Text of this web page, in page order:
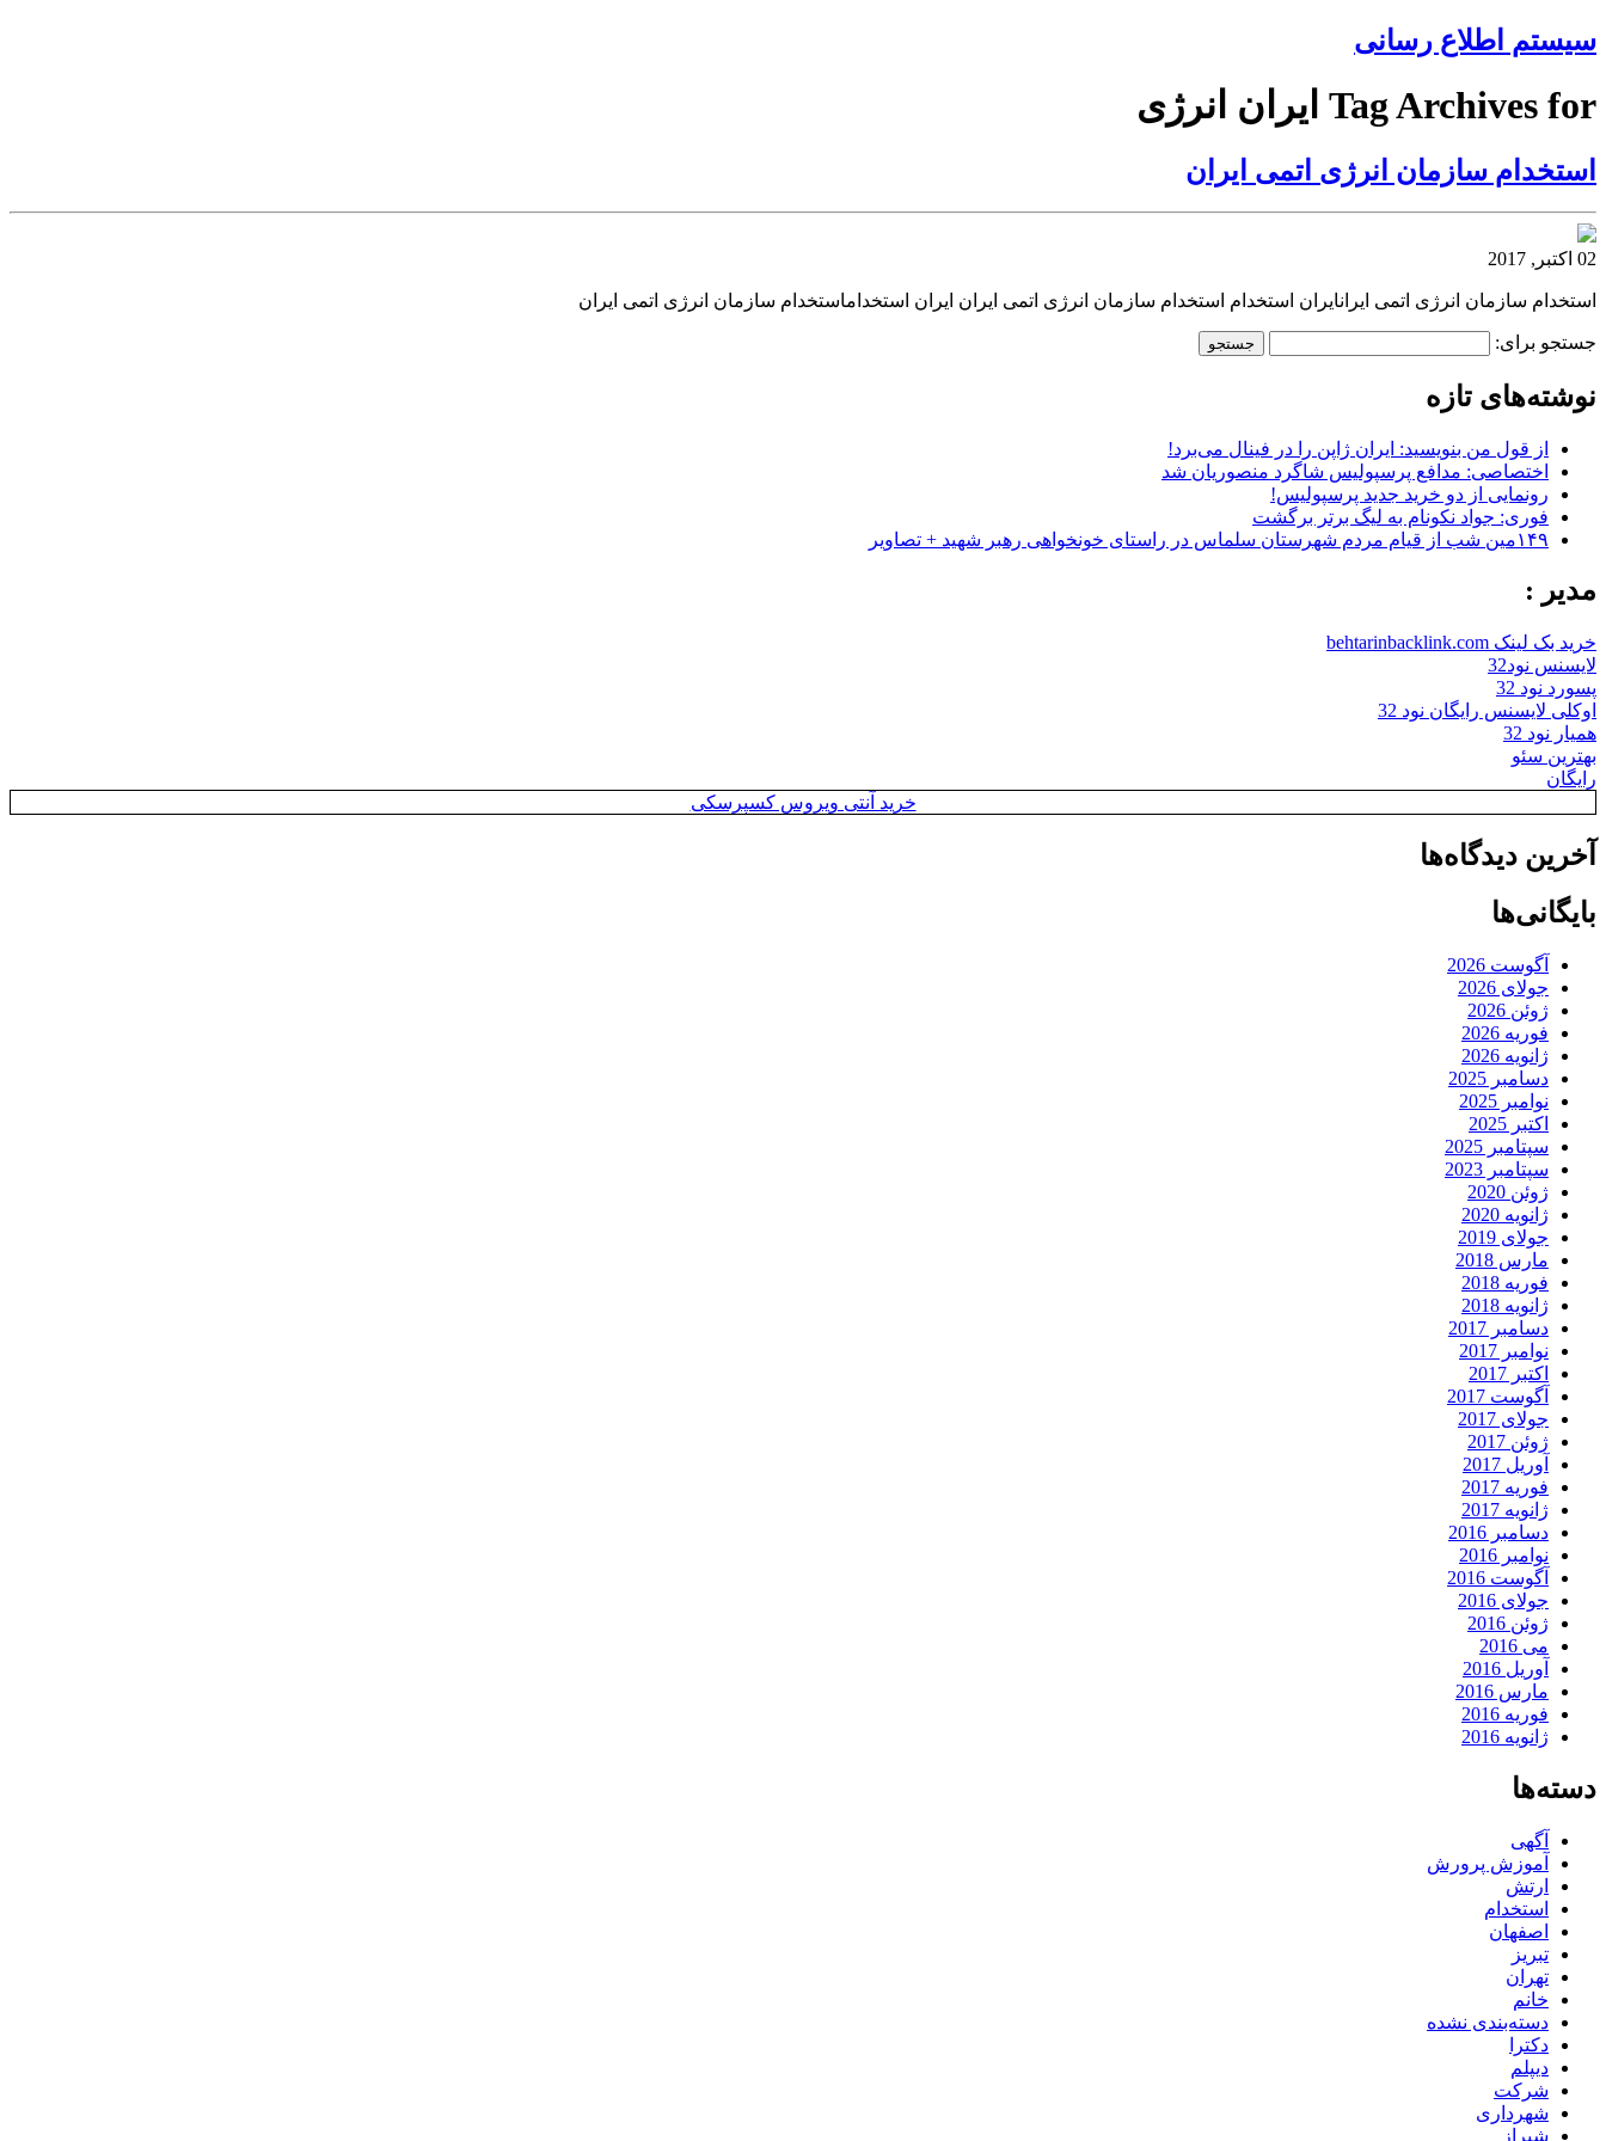
سیستم اطلاع رسانی
Tag Archives for ایران انرژی
استخدام سازمان انرژی اتمی ایران
02 اکتبر, 2017
استخدام سازمان انرژی اتمی ایرانایران استخدام استخدام سازمان انرژی اتمی ایران ایران استخداماستخدام سازمان انرژی اتمی ایران
جستجو برای:
نوشته‌های تازه
از قول من بنویسید: ایران ژاپن را در فینال می‌برد!
اختصاصی: مدافع پرسپولیس شاگرد منصوریان شد
رونمایی از دو خرید جدید پرسپولیس!
فوری: جواد نکونام به لیگ برتر برگشت
۱۴۹مین شب از قیام مردم شهرستان سلماس در راستای خونخواهی رهبر شهید + تصاویر
مدیر :
خرید بک لینک behtarinbacklink.com
لایسنس نود32
پسورد نود 32
اوکلی لایسنس رایگان نود 32
همیار نود 32
بهترین سئو
رایگان
خرید آنتی ویروس کسپرسکی
آخرین دیدگاه‌ها
بایگانی‌ها
آگوست 2026
جولای 2026
ژوئن 2026
فوریه 2026
ژانویه 2026
دسامبر 2025
نوامبر 2025
اکتبر 2025
سپتامبر 2025
سپتامبر 2023
ژوئن 2020
ژانویه 2020
جولای 2019
مارس 2018
فوریه 2018
ژانویه 2018
دسامبر 2017
نوامبر 2017
اکتبر 2017
آگوست 2017
جولای 2017
ژوئن 2017
آوریل 2017
فوریه 2017
ژانویه 2017
دسامبر 2016
نوامبر 2016
آگوست 2016
جولای 2016
ژوئن 2016
می 2016
آوریل 2016
مارس 2016
فوریه 2016
ژانویه 2016
دسته‌ها
آگهی
آموزش پرورش
ارتش
استخدام
اصفهان
تبریز
تهران
خانم
دسته‌بندی نشده
دکترا
دیپلم
شرکت
شهرداری
شیراز